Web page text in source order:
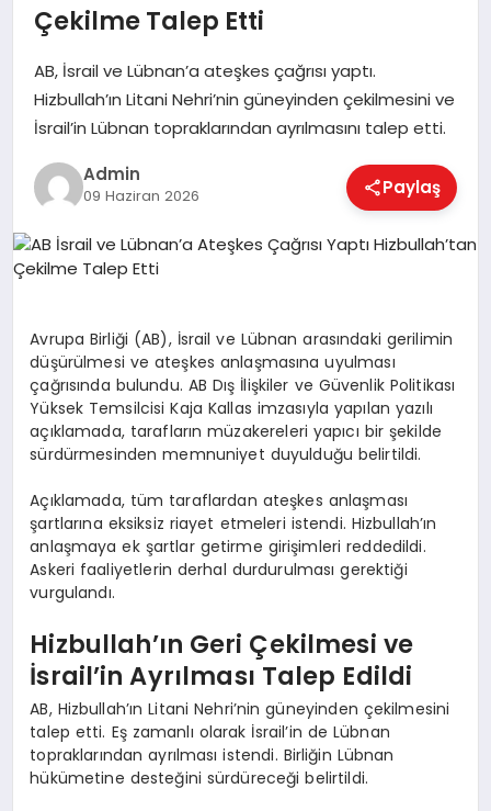
EĞITIM
EKONOMI
MAGAZIN
SAĞLIK
SPOR
TEKNOLOJI
Çekilme Talep Etti
AB, İsrail ve Lübnan’a ateşkes çağrısı yaptı.
Hizbullah’ın Litani Nehri’nin güneyinden çekilmesini ve
İsrail’in Lübnan topraklarından ayrılmasını talep etti.
Admin
09 Haziran 2026 Paylaş
Avrupa Birliği (AB), İsrail ve Lübnan arasındaki gerilimin
düşürülmesi ve ateşkes anlaşmasına uyulması
çağrısında bulundu. AB Dış İlişkiler ve Güvenlik Politikası
Yüksek Temsilcisi Kaja Kallas imzasıyla yapılan yazılı
açıklamada, tarafların müzakereleri yapıcı bir şekilde
sürdürmesinden memnuniyet duyulduğu belirtildi.
Açıklamada, tüm taraflardan ateşkes anlaşması
şartlarına eksiksiz riayet etmeleri istendi. Hizbullah’ın
anlaşmaya ek şartlar getirme girişimleri reddedildi.
Askeri faaliyetlerin derhal durdurulması gerektiği
vurgulandı.
Hizbullah’ın Geri Çekilmesi ve
İsrail’in Ayrılması Talep Edildi
AB, Hizbullah’ın Litani Nehri’nin güneyinden çekilmesini
talep etti. Eş zamanlı olarak İsrail’in de Lübnan
topraklarından ayrılması istendi. Birliğin Lübnan
hükümetine desteğini sürdüreceği belirtildi.